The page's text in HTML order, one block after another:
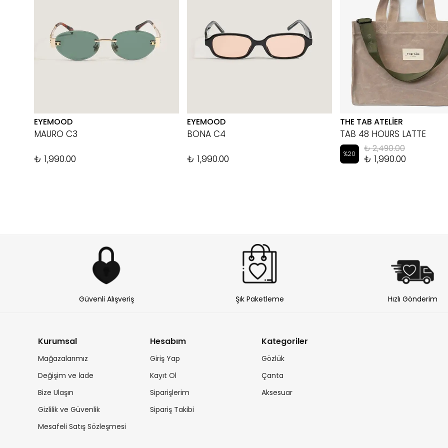
EYEMOOD
MAURO C3
₺ 1,990.00
EYEMOOD
BONA C4
₺ 1,990.00
THE TAB ATELİER
TAB 48 HOURS LATTE
%20 ₺ 2,490.00
₺ 1,990.00
Güvenli Alışveriş Şık Paketleme Hızlı Gönderim
Kurumsal
Mağazalarımız
Değişim ve İade
Bize Ulaşın
Gizlilik ve Güvenlik
Mesafeli Satış Sözleşmesi
Hesabım
Giriş Yap
Kayıt Ol
Siparişlerim
Sipariş Takibi
Kategoriler
Gözlük
Çanta
Aksesuar